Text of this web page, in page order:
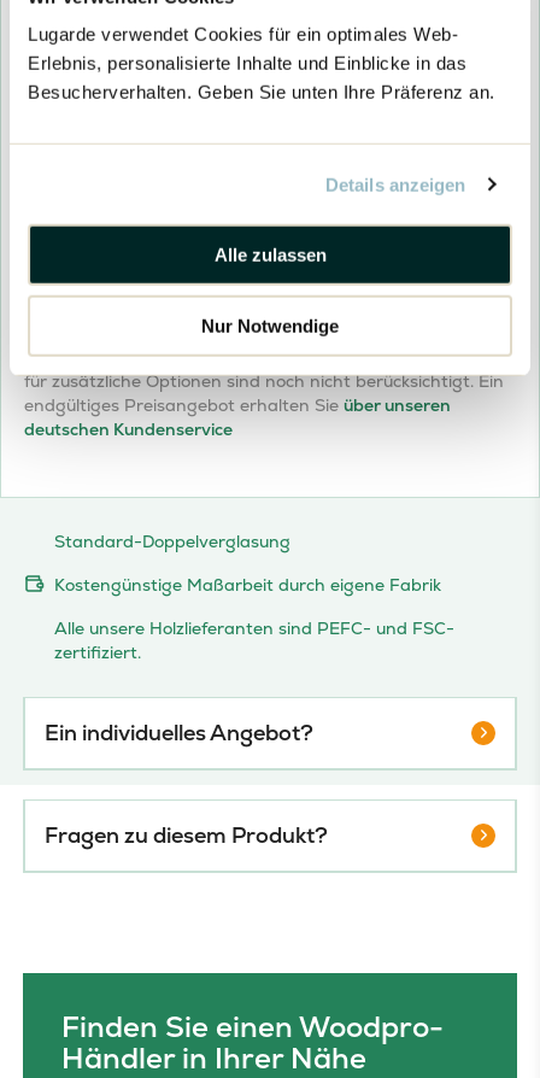
Lugarde verwendet Cookies für ein optimales Web-
Erlebnis, personalisierte Inhalte und Einblicke in das
Besucherverhalten. Geben Sie unten Ihre Präferenz an.
Details anzeigen
Alle zulassen
Nur Notwendige
Tür(en) und Fenster Vorbehandeln & Streichen (Woodpro)
Wände und Dach Vorbehandeln (Optional)
Kesseldruckimprägnierung (Optional)
Lieferung
Unverbindliches Montageangebot
Garage
Preisangebot anfragen
Der oben genannte Preis ist der Einstiegspreis. Die Kosten
für zusätzliche Optionen sind noch nicht berücksichtigt. Ein
endgültiges Preisangebot erhalten Sie über unseren
deutschen Kundenservice
Standard-Doppelverglasung
Kostengünstige Maßarbeit durch eigene Fabrik
Alle unsere Holzlieferanten sind PEFC- und FSC-
zertifiziert.
Ein individuelles Angebot?
Fragen zu diesem Produkt?
Finden Sie einen Woodpro-
Händler in Ihrer Nähe